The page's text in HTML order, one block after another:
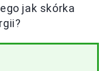
jak skórka